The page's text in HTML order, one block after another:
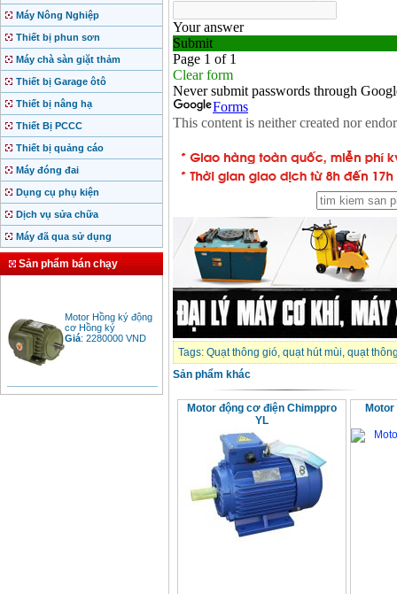
Máy Nông Nghiệp
Thiết bị phun sơn
Máy chà sàn giặt thảm
Thiết bị Garage ôtô
Thiết bị nâng hạ
Thiết Bị PCCC
Thiết bị quảng cáo
Máy đóng đai
Dụng cụ phụ kiện
Dịch vụ sửa chữa
Máy đã qua sử dụng
Sản phẩm bán chạy
cơ Hồng ký
Giá:2280000
Bảng giá động cơ
Tags: Quạt thông gió, quạt hút mùi, quạt
Sản phẩm khác
Motor động cơ điện Chimppro
YL
Motor